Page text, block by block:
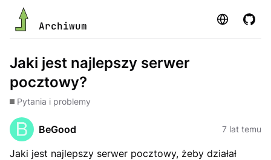
Archiwum Strona
Jaki jest najlepszy serwer
pocztowy?
Pytania i problemy
BeGood 7 lat temu
Jaki jest najlepszy serwer pocztowy, żeby działał